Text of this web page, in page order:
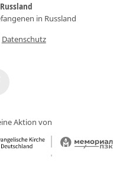
in Russland
Datenschutz
Aktion von